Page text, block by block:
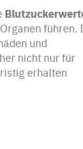
führen.
und
nicht nur für
erhalten